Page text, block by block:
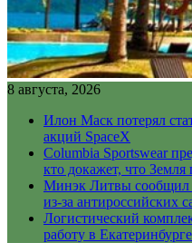
8 августа, 2026
Илон Маск потерял
акций SpaceX
Columbia Sportswear
кто докажет, что Земля
Минэк Литвы сообщил
из-за антироссийских
Логистический
работу в Екатеринбурге